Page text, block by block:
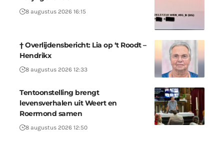
8 augustus 2026 16:15
† Overlijdensbericht: Lia op ‘t Roodt –
Hendrikx
8 augustus 2026 12:33
Tentoonstelling brengt
levensverhalen uit Weert en
Roermond samen
8 augustus 2026 12:50